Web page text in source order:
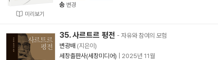
미리보기
송 변경
35. 사르트르 평전 - 자유와 참여의 모험
변광배 (지은이)
세창출판사(세창미디어)
2025년 11월